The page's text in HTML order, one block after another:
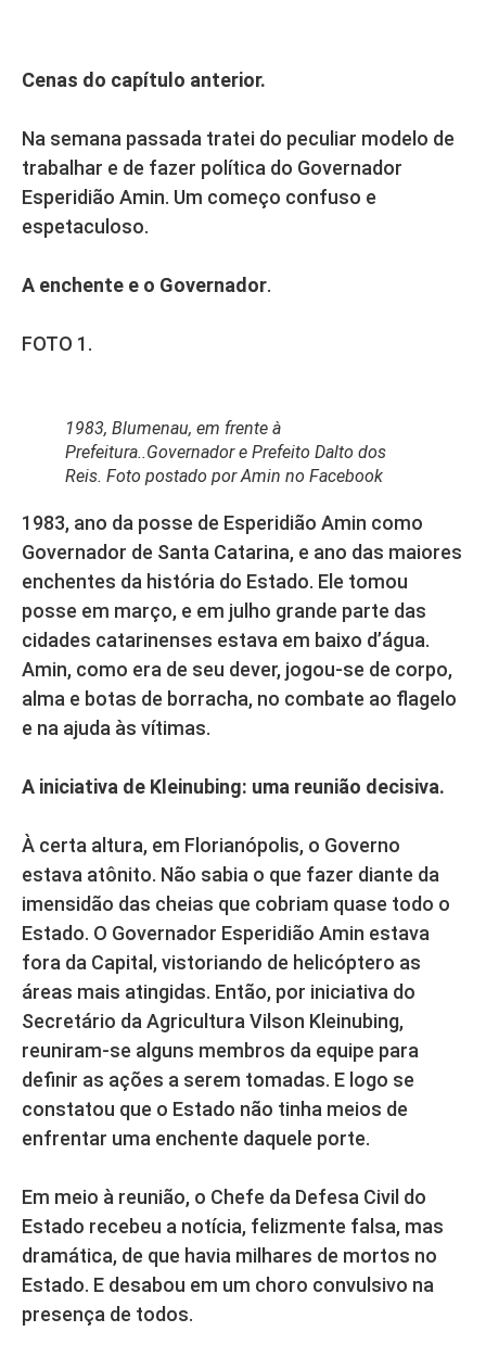
Cenas do capítulo anterior.
Na semana passada tratei do peculiar modelo de
trabalhar e de fazer política do Governador
Esperidião Amin. Um começo confuso e
espetaculoso.
A enchente e o Governador.
FOTO 1.
1983, Blumenau, em frente à
Prefeitura..Governador e Prefeito Dalto dos
Reis. Foto postado por Amin no Facebook
1983, ano da posse de Esperidião Amin como
Governador de Santa Catarina, e ano das maiores
enchentes da história do Estado. Ele tomou
posse em março, e em julho grande parte das
cidades catarinenses estava em baixo d’água.
Amin, como era de seu dever, jogou-se de corpo,
alma e botas de borracha, no combate ao flagelo
e na ajuda às vítimas.
A iniciativa de Kleinubing: uma reunião decisiva.
À certa altura, em Florianópolis, o Governo
estava atônito. Não sabia o que fazer diante da
imensidão das cheias que cobriam quase todo o
Estado. O Governador Esperidião Amin estava
fora da Capital, vistoriando de helicóptero as
áreas mais atingidas. Então, por iniciativa do
Secretário da Agricultura Vilson Kleinubing,
reuniram-se alguns membros da equipe para
definir as ações a serem tomadas. E logo se
constatou que o Estado não tinha meios de
enfrentar uma enchente daquele porte.
Em meio à reunião, o Chefe da Defesa Civil do
Estado recebeu a notícia, felizmente falsa, mas
dramática, de que havia milhares de mortos no
Estado. E desabou em um choro convulsivo na
presença de todos.